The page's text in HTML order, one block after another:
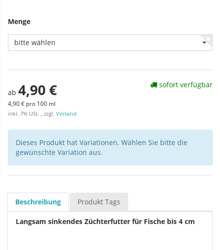
Menge
bitte wählen
ab 4,90 €
4,90 € pro 100 ml
inkl. 7% USt. , zzgl. Versand
sofort verfügbar
Dieses Produkt hat Variationen. Wählen Sie bitte die
gewünschte Variation aus.
Beschreibung Produkt Tags
Langsam sinkendes Züchterfutter für Fische bis 4 cm